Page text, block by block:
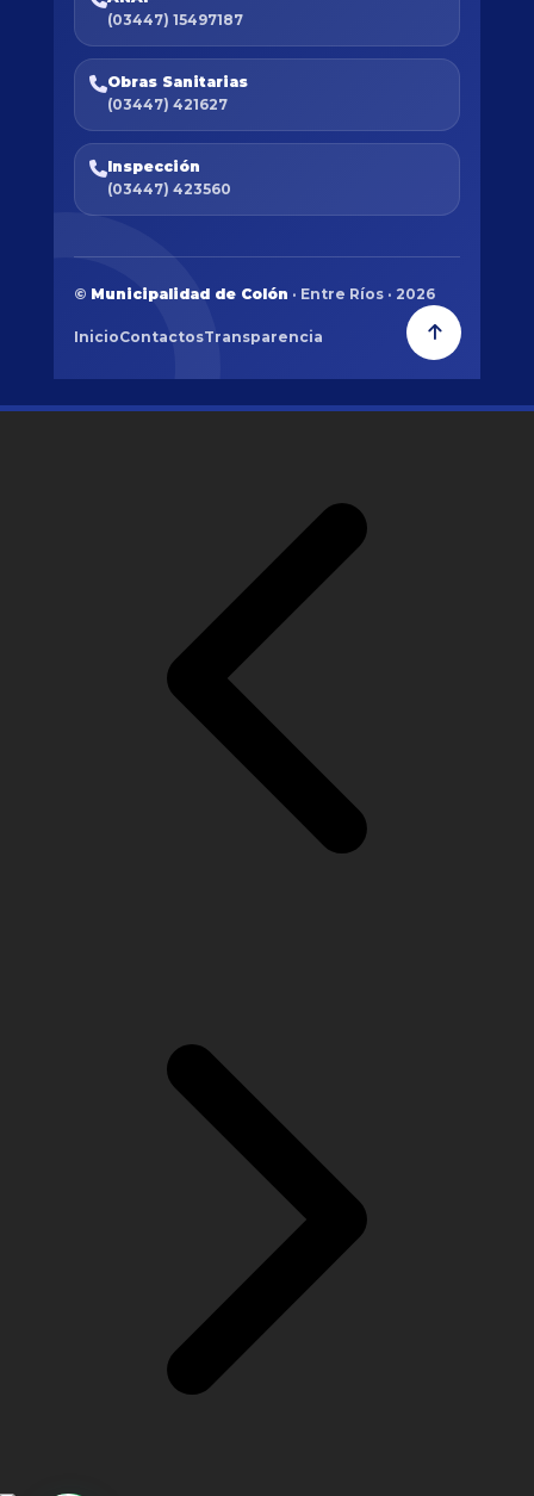
(03447) 15497187
Obras Sanitarias
(03447) 421627
Inspección
(03447) 423560
© Municipalidad de Colón · Entre Ríos · 2026
InicioContactosTransparencia